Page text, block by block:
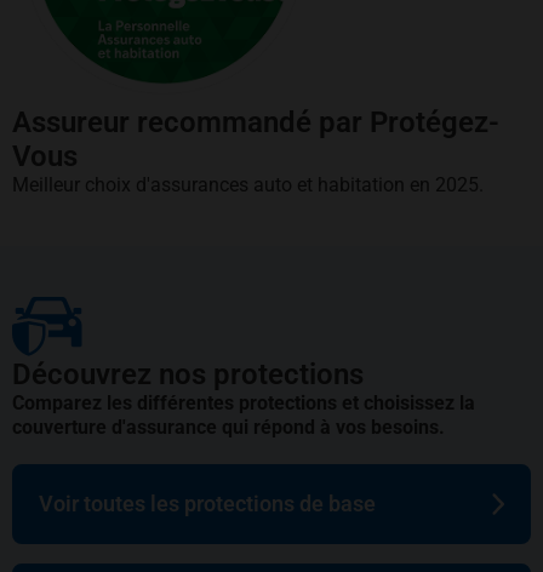
Assureur recommandé par Protégez-
Vous
Meilleur choix d'assurances auto et habitation en 2025.
Découvrez nos protections
Comparez les différentes protections et choisissez la
couverture d'assurance qui répond à vos besoins.
Voir toutes les protections de base